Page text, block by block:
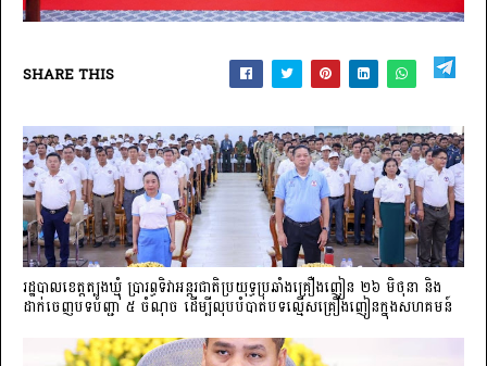
SHARE THIS
រដ្ឋបាលខេត្តត្បូងឃ្មុំ ប្រារព្ធទិវាអន្តរជាតិប្រយុទ្ធប្រឆាំងគ្រឿងញៀន ២៦ មិថុនា និង
ដាក់ចេញបទបញ្ជា ៥ ចំណុច ដើម្បីលុបបំបាត់បទល្មើសគ្រឿងញៀនក្នុងសហគមន៍